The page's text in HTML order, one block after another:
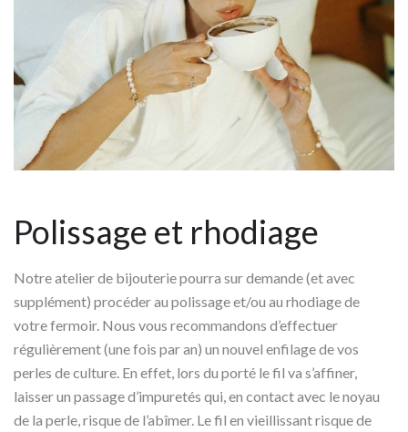
Polissage et rhodiage
Notre atelier de bijouterie pourra sur demande (et avec
supplément) procéder au polissage et/ou au rhodiage de
votre fermoir. Nous vous recommandons d’effectuer
régulièrement (une fois par an) un nouvel enfilage de vos
perles de culture. En effet, lors du porté le fil va s’affiner,
laisser un passage d’impuretés qui, en contact avec le noyau
de la perle, risque de l’abîmer. Le fil en vieillissant risque de